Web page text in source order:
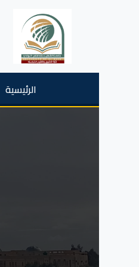
الرئيسية